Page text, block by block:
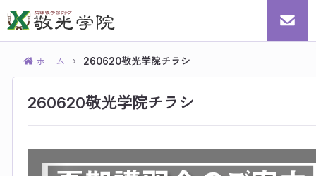
ホーム › 260620敬光学院チラシ
260620敬光学院チラシ